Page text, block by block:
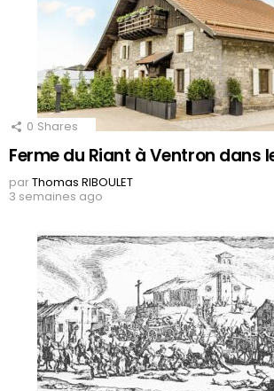
0 Shares
Ferme du Riant à Ventron dans
parThomas RIBOULET
3 semaines ago